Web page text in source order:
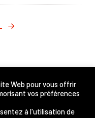
FAMILY
Web pour vous offrir
vos préférences
à l'utilisation de